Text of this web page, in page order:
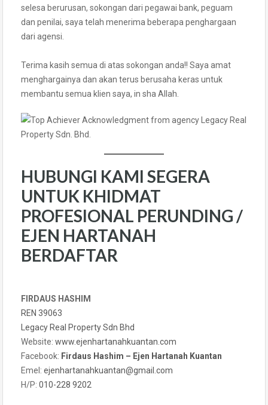
selesa berurusan, sokongan dari pegawai bank, peguam
dan penilai, saya telah menerima beberapa penghargaan
dari agensi.
Terima kasih semua di atas sokongan anda!! Saya amat
menghargainya dan akan terus berusaha keras untuk
membantu semua klien saya, in sha Allah.
HUBUNGI KAMI SEGERA
UNTUK KHIDMAT
PROFESIONAL PERUNDING /
EJEN HARTANAH
BERDAFTAR
FIRDAUS HASHIM
REN 39063
Legacy Real Property Sdn Bhd
Website: www.ejenhartanahkuantan.com
Facebook: Firdaus Hashim – Ejen Hartanah Kuantan
Emel: ejenhartanahkuantan@gmail com
H/P: 010-228 9202